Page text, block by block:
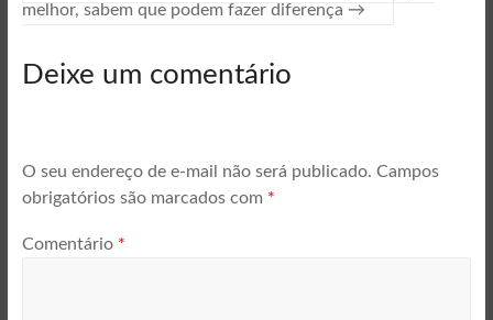
melhor, sabem que podem fazer diferença →
Deixe um comentário
O seu endereço de e-mail não será publicado. Campos
obrigatórios são marcados com *
Comentário *